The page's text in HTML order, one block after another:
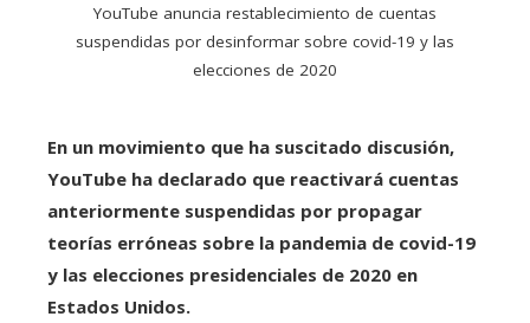
YouTube anuncia restablecimiento de cuentas
suspendidas por desinformar sobre covid-19 y las
elecciones de 2020
En un movimiento que ha suscitado discusión,
YouTube ha declarado que reactivará cuentas
anteriormente suspendidas por propagar
teorías erróneas sobre la pandemia de covid-19
y las elecciones presidenciales de 2020 en
Estados Unidos.